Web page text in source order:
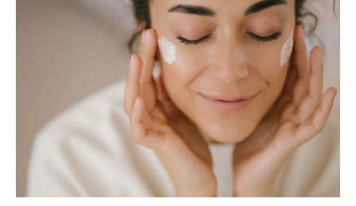
moda & ljepota